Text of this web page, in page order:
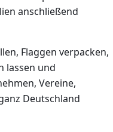
anschließend
Flaggen verpacken,
lassen und
Vereine,
Deutschland